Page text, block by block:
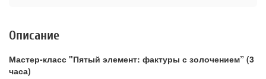
Описание
Мастер-класс "Пятый элемент: фактуры с золочением” (3
часа)